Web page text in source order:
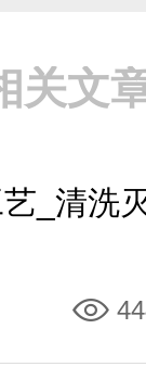
关文
_清洗